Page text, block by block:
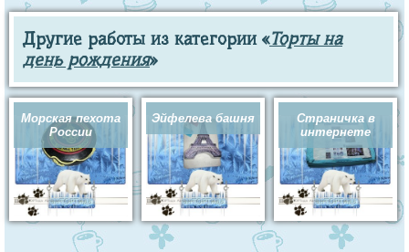
Другие работы из категории «Торты на
день рождения»
Морская пехота
России
Эйфелева башня
Страничка в
интернете